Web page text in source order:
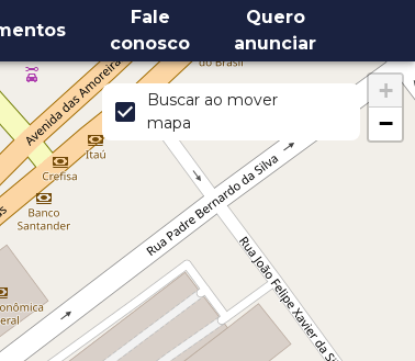
Fale
conosco
Quero
anunciar
+
−
Buscar ao mover
mapa